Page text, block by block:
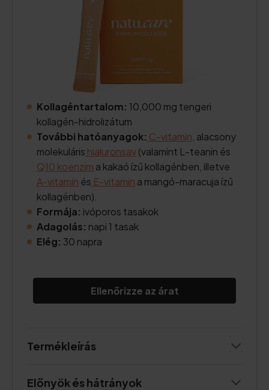
Kollagéntartalom: 10,000 mg tengeri
kollagén-hidrolizátum
További hatóanyagok: C-vitamin , alacsony
molekuláris hialuronsav(valamint L-teanin és
Q10 koenzim a kakaó ízű kollagénben, illetve
A-vitamin és E-vitamin a mangó-maracuja ízű
kollagénben).
Formája: ivóporos tasakok
Adagolás: napi 1 tasak
Elég: 30 napra
Ellenőrizze az árat
Termékleírás
Előnyök és hátrányok